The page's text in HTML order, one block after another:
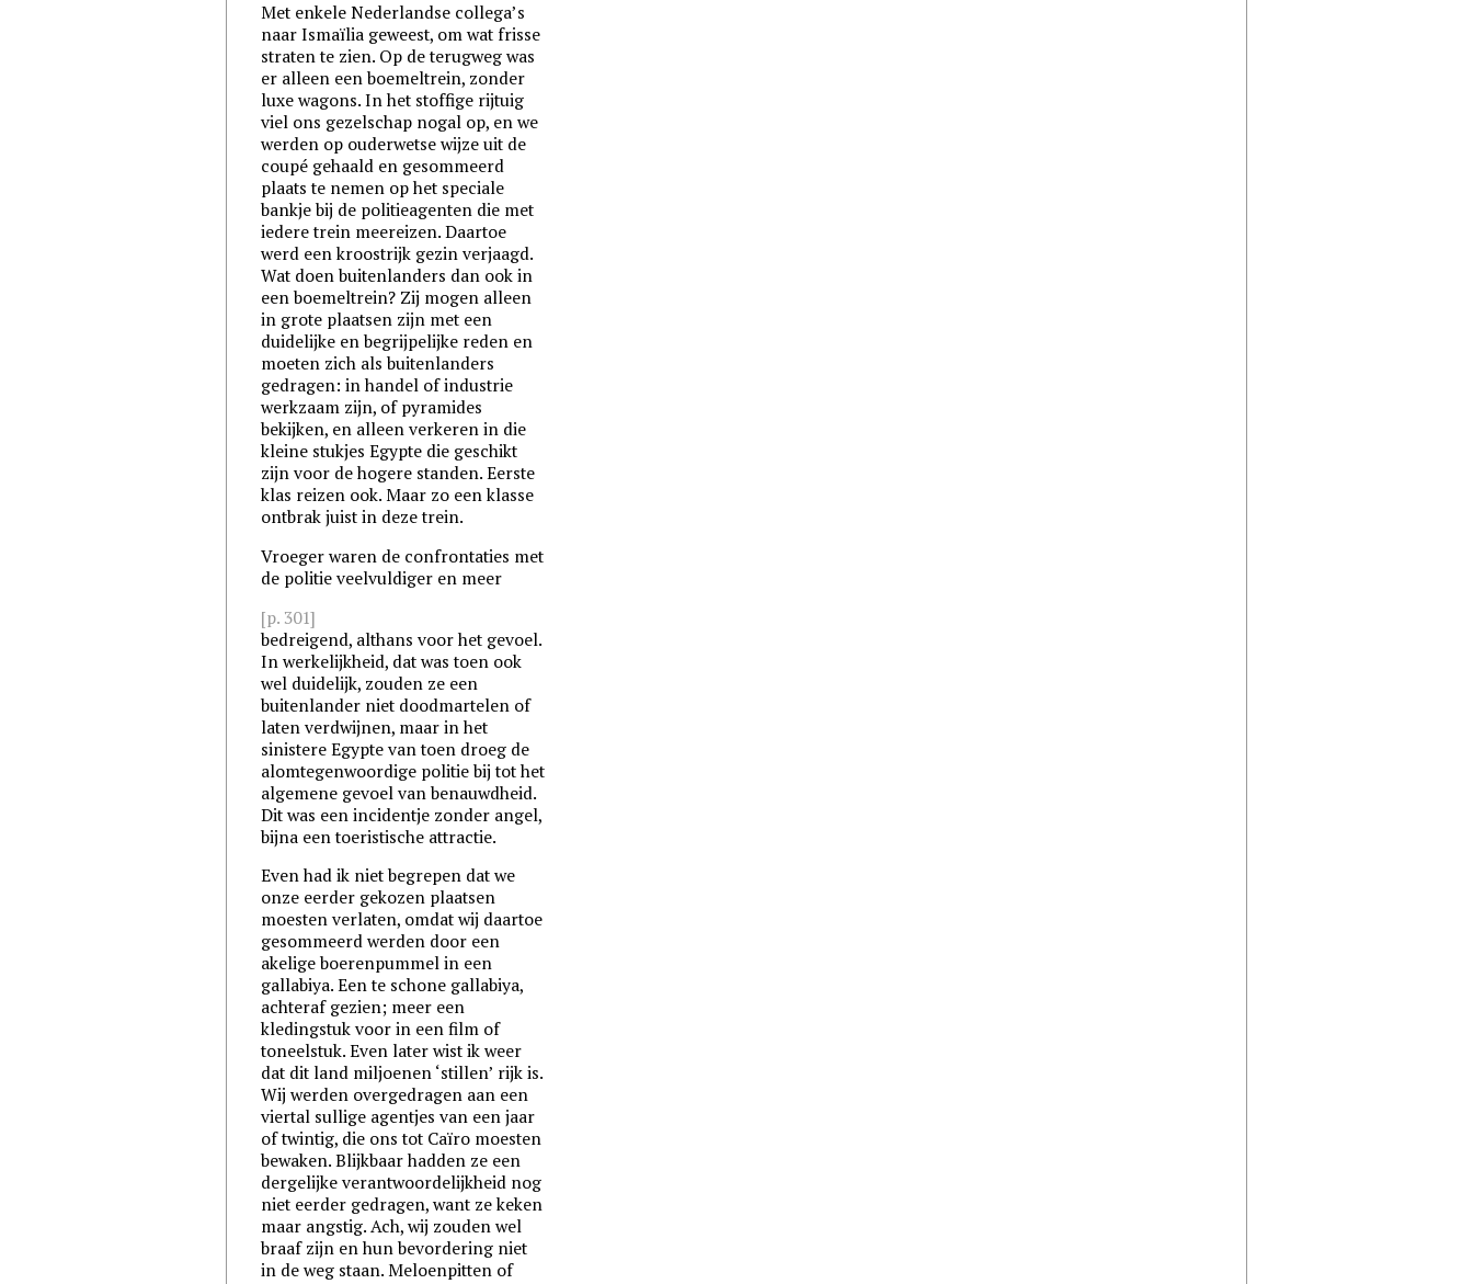
Met enkele Nederlandse collega’s
naar Ismaïlia geweest, om wat frisse
straten te zien. Op de terugweg was
er alleen een boemeltrein, zonder
luxe wagons. In het stoffige rijtuig
viel ons gezelschap nogal op, en we
werden op ouderwetse wijze uit de
coupé gehaald en gesommeerd
plaats te nemen op het speciale
bankje bij de politieagenten die met
iedere trein meereizen. Daartoe
werd een kroostrijk gezin verjaagd.
Wat doen buitenlanders dan ook in
een boemeltrein? Zij mogen alleen
in grote plaatsen zijn met een
duidelijke en begrijpelijke reden en
moeten zich als buitenlanders
gedragen: in handel of industrie
werkzaam zijn, of pyramides
bekijken, en alleen verkeren in die
kleine stukjes Egypte die geschikt
zijn voor de hogere standen. Eerste
klas reizen ook. Maar zo een klasse
ontbrak juist in deze trein.
Vroeger waren de confrontaties met
de politie veelvuldiger en meer
[p. 301]
bedreigend, althans voor het gevoel.
In werkelijkheid, dat was toen ook
wel duidelijk, zouden ze een
buitenlander niet doodmartelen of
laten verdwijnen, maar in het
sinistere Egypte van toen droeg de
alomtegenwoordige politie bij tot het
algemene gevoel van benauwdheid.
Dit was een incidentje zonder angel,
bijna een toeristische attractie.
Even had ik niet begrepen dat we
onze eerder gekozen plaatsen
moesten verlaten, omdat wij daartoe
gesommeerd werden door een
akelige boerenpummel in een
gallabiya. Een te schone gallabiya,
achteraf gezien; meer een
kledingstuk voor in een film of
toneelstuk. Even later wist ik weer
dat dit land miljoenen ‘stillen’ rijk is.
Wij werden overgedragen aan een
viertal sullige agentjes van een jaar
of twintig, die ons tot Caïro moesten
bewaken. Blijkbaar hadden ze een
dergelijke verantwoordelijkheid nog
niet eerder gedragen, want ze keken
maar angstig. Ach, wij zouden wel
braaf zijn en hun bevordering niet
in de weg staan. Meloenpitten of